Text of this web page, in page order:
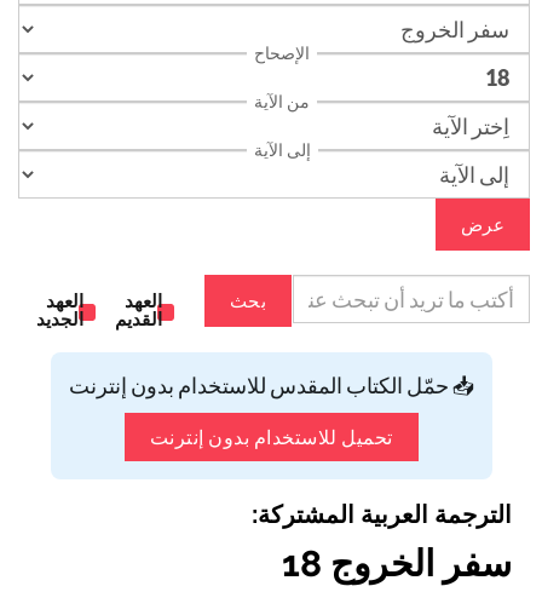
الإصحاح
من الآية
إلى الآية
عرض
بحث
العهد
القديم
العهد
الجديد
📥 حمّل الكتاب المقدس للاستخدام بدون إنترنت
تحميل للاستخدام بدون إنترنت
الترجمة العربية المشتركة:
سفر الخروج 18